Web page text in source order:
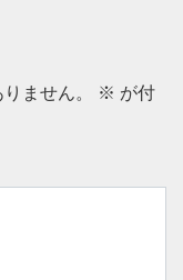
ません。 ※ が付